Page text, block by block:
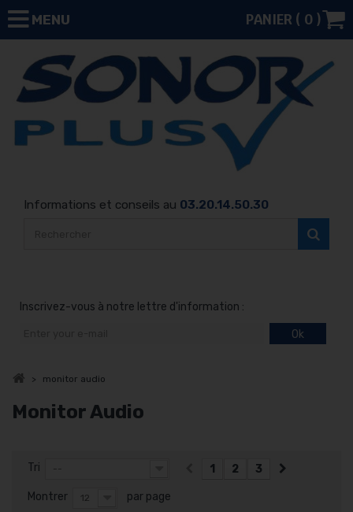
MENU PANIER ( 0 )
Informations et conseils au 03.20.14.50.30
Inscrivez-vous à notre lettre d'information :
Ok
> monitor audio
Monitor Audio
Tri --
Montrer 12 par page
1 2 3